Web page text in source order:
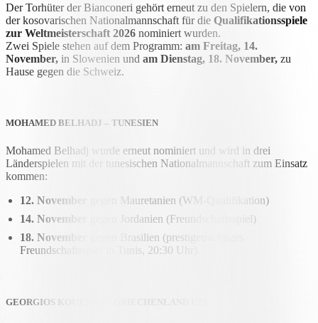
Der Torhüter der Bianconeri gehört erneut zu den Spielern, die von
der kosovarischen Nationalmannschaft für die Qualifikationsspiele
zur Weltmeisterschaft 2026 nominiert wurden.
Zwei Spiele stehen auf dem Programm: am Freitag, 14.
November, in Slowenien und am Dienstag, 18. November, zu
Hause gegen die Schweiz.
MOHAMED BELHADJ – TUNESIEN
Mohamed Belhadj wurde erneut nominiert und wird in drei
Länderspielen mit der tunesischen Nationalmannschaft zum Einsatz
kommen:
12. November
gegen Mauretanien (WM-Qualifikation)
14. November
gegen Jordanien (Freundschaftsspiel)
18. November
gegen Brasilien (prestigeträchtiges
Freundschaftsspiel in Tunis, 20:30 Uhr).
GEORGIOS KOUTSIAS – GRIECHENLAND U21